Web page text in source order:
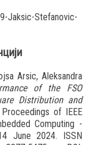
Jaksic-Stefanovic-
Arsic, Aleksandra
of the FSO
Distribution and
of IEEE
Computing -
June 2024. ISSN